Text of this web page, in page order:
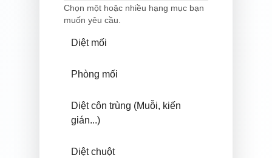
Chọn một hoặc nhiều hạng mục bạn
muốn yêu cầu.
Diệt mối
Phòng mối
Diệt côn trùng (Muỗi, kiến
gián...)
Diệt chuột